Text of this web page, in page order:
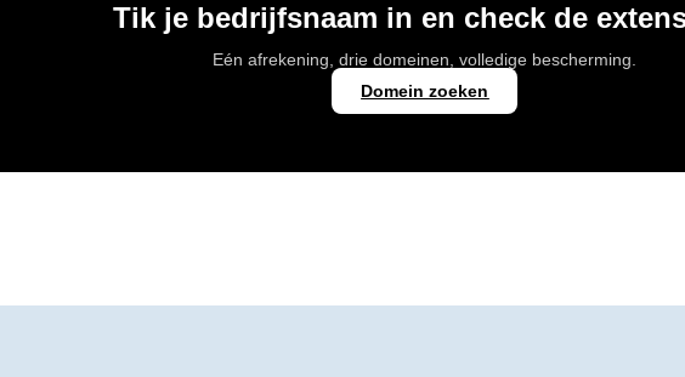
Tik je bedrijfsnaam in en check de
Eén afrekening, drie domeinen, volledige bescherming.
Domein zoeken